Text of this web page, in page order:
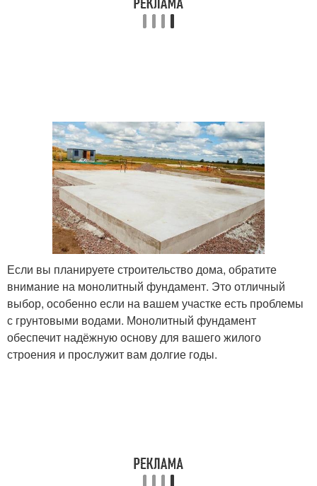
Если вы планируете строительство дома, обратите
внимание на монолитный фундамент. Это отличный
выбор, особенно если на вашем участке есть проблемы
с грунтовыми водами. Монолитный фундамент
обеспечит надёжную основу для вашего жилого
строения и прослужит вам долгие годы.